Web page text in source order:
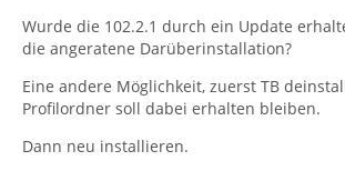
Wurde die 102.2.1 durch ein Update
die angeratene Darüberinstallation?
Eine andere Möglichkeit, zuerst TB
Profilordner soll dabei erhalten bleiben.
Dann neu installieren.